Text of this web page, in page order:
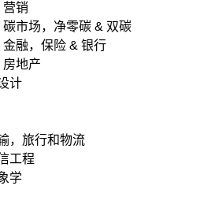
，净零碳 & 双碳
保险 & 银行
产
计
旅行和物流
工程
学